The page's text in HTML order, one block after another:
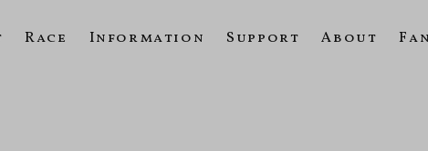
Race Information Support About